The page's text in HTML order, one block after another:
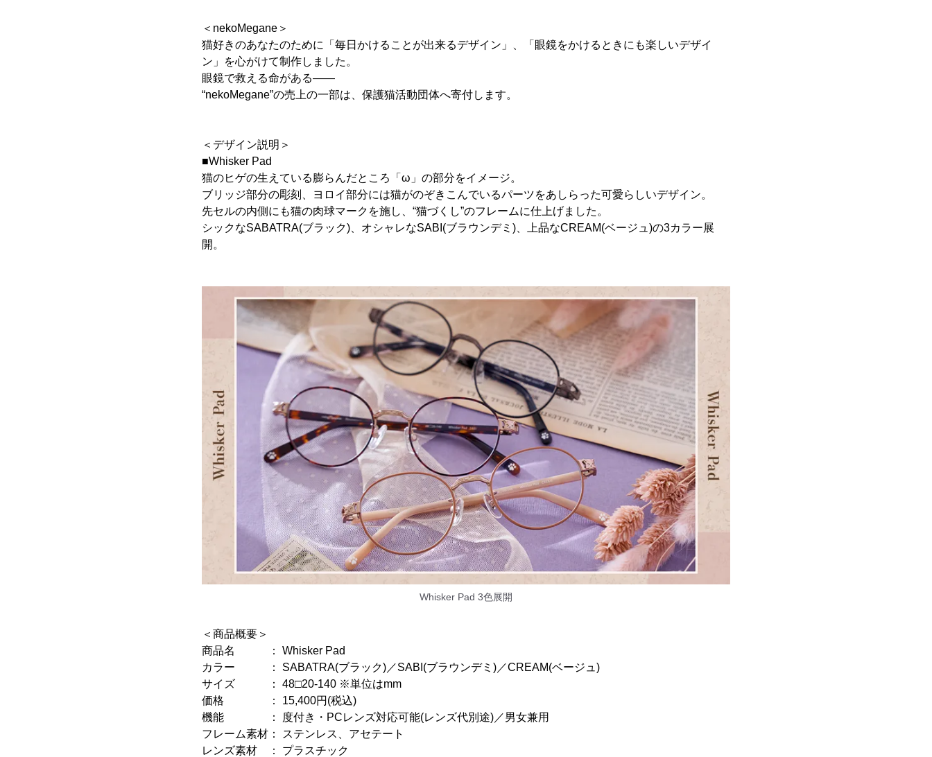
＜nekoMegane＞
猫好きのあなたのために「毎日かけることが出来るデザイン」、「眼鏡をかけるときにも楽しいデザイ
ン」を心がけて制作しました。
眼鏡で救える命がある――
“nekoMegane”の売上の一部は、保護猫活動団体へ寄付します。
＜デザイン説明＞
■Whisker Pad
猫のヒゲの生えている膨らんだところ「ω」の部分をイメージ。
ブリッジ部分の彫刻、ヨロイ部分には猫がのぞきこんでいるパーツをあしらった可愛らしいデザイン。
先セルの内側にも猫の肉球マークを施し、“猫づくし”のフレームに仕上げました。
シックなSABATRA(ブラック)、オシャレなSABI(ブラウンデミ)、上品なCREAM(ベージュ)の3カラー展
開。
Whisker Pad 3色展開
＜商品概要＞
商品名 ： Whisker Pad
カラー ： SABATRA(ブラック)／SABI(ブラウンデミ)／CREAM(ベージュ)
サイズ ： 48□20-140 ※単位はmm
価格 ： 15,400円(税込)
機能 ： 度付き・PCレンズ対応可能(レンズ代別途)／男女兼用
フレーム素材： ステンレス、アセテート
レンズ素材 ： プラスチック